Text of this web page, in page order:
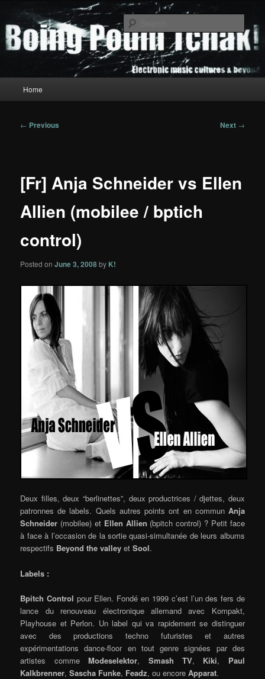
primary
contentBoing Poum Tchak!
Home
Post
← Previous Next →
[Fr] Anja Schneider vs Ellen
Allien (mobilee / bptich
control)
Posted onJune 3, 2008by K!
Deux filles, deux “berlinettes”, deux productrices / djettes, deux
patronnes de labels. Quels autres points ont en commun Anja
Schneider (mobilee) et Ellen Allien (bpitch control) ? Petit face
à face à l’occasion de la sortie quasi-simultanée de leurs albums
respectifs Beyond the valley etSool.
Labels :
Bpitch Control pour Ellen. Fondé en 1999 c’est l’un des fers de
lance du renouveau électronique allemand avec Kompakt,
Playhouse et Perlon. Un label qui va rapidement se distinguer
avec des productions techno futuristes et autres
expérimentations dance-floor en tout genre signées par des
artistes commeModeselektor, Smash TV, Kiki, Paul
Kalkbrenner,Sascha Funke, Feadz, ou encoreApparat.